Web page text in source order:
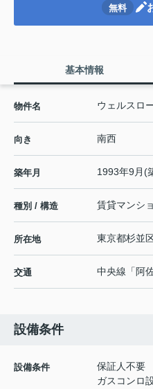
無料
基本情報
物件名 ウェルスロ
向き 南西
築年月 1993年9月(
種別 / 構造 賃貸マンシ
所在地 東京都杉並
交通 中央線 「 阿
設備条件
設備条件
保証人不要
ガスコンロ